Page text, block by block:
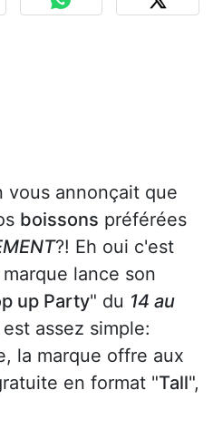
vous annonçait que
boissons préférées
?! Eh oui c'est
lance son
up Party" du 14 au
assez simple:
la marque offre aux
en format "Tall",